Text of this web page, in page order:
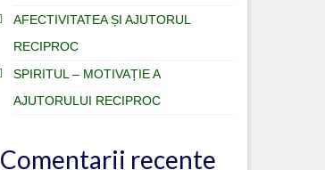
AFECTIVITATEA ȘI AJUTORUL
RECIPROC
SPIRITUL – MOTIVAȚIE A
AJUTORULUI RECIPROC
Comentarii recente